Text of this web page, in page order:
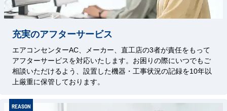
充実のアフターサービス
エアコンセンターAC、メーカー、直工店の3者が責任をもって
アフターサービスを対応いたします。お困りの際にいつでもご
相談いただけるよう、設置した機器・工事状況の記録を10年以
上厳重に保管しております。
REASON